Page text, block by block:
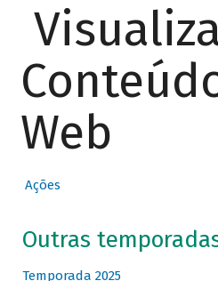
Web
Ações
Outras
Temporada 2025